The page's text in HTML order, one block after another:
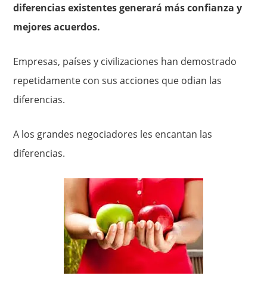
diferencias existentes generará más confianza y
mejores acuerdos.
Empresas, países y civilizaciones han demostrado
repetidamente con sus acciones que odian las
diferencias.
A los grandes negociadores les encantan las
diferencias.